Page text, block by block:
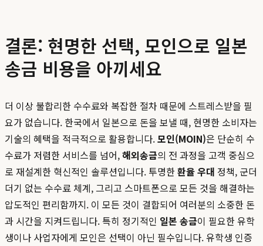
결론: 현명한 선택, 모인으로 일본
송금 비용을 아끼세요
더 이상 불합리한 수수료와 복잡한 절차 때문에 스트레스받을 필
요가 없습니다. 한국에서 일본으로 돈을 보낼 때, 현명한 소비자는
기술의 혜택을 적극적으로 활용합니다.모인(MOIN)은 단순히 수
수료가 저렴한 서비스를 넘어,해외송금의 전 과정을 고객 중심으
로 재설계한 혁신적인 솔루션입니다. 투명한환율 우대 정책, 군더
더기 없는 수수료 체계, 그리고 스마트폰으로 모든 것을 해결하는
압도적인 편리함까지. 이 모든 것이 결합되어 여러분의 소중한 돈
과 시간을 지켜드립니다. 특히 정기적인 일본 송금이 필요한 유학
생이나 사업자에게 모인은 선택이 아닌 필수입니다. 유학생 인증